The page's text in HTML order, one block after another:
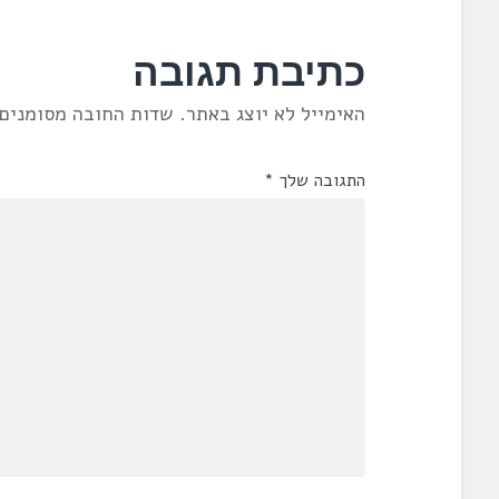
כתיבת תגובה
האימייל לא יוצג באתר. שדות החובה
התגובה שלך *